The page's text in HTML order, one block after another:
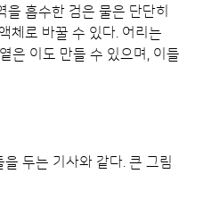
흡수한 검은 물은 단단히
체로 바꿀 수 있다. 어리는
은 이도 만들 수 있으며, 이들
두는 기사와 같다. 큰 그림